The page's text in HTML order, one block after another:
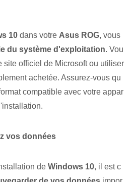
10 dans votre Asus ROG, vous
du système d'exploitation. Vou
site officiel de Microsoft ou utiliser
achetée. Assurez-vous qu
compatible avec votre appar
vos données
de Windows 10, il est c